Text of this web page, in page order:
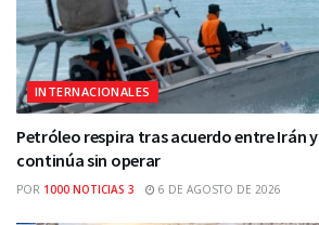
INTERNACIONALES
Petróleo respira tras acuerdo entre Irán
continúa sin operar
POR 1000 NOTICIAS 3 6 DE AGOSTO DE 2026